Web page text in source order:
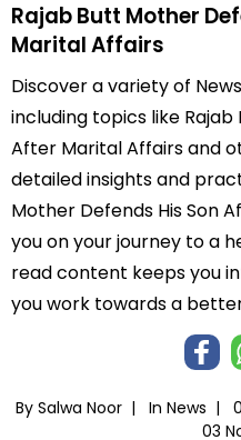
Rajab Butt Mother
Marital Affairs
Discover a variety of
including topics like
After Marital Affairs and
detailed insights and
Mother Defends His Son
you on your journey to a
read content keeps you
you work towards a
By Salwa Noor | In News |
03